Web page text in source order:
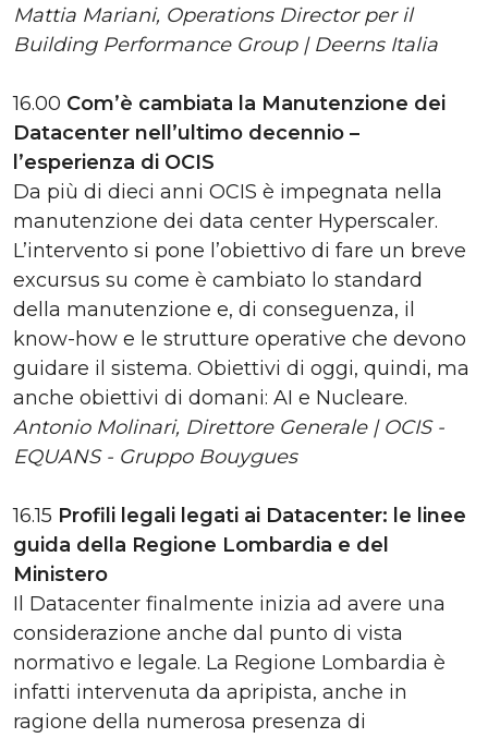
Mattia Mariani, Operations Director per il
Building Performance Group | Deerns Italia
16.00 Com’è cambiata la Manutenzione dei
Datacenter nell’ultimo decennio –
l’esperienza di OCIS
Da più di dieci anni OCIS è impegnata nella
manutenzione dei data center Hyperscaler.
L’intervento si pone l’obiettivo di fare un breve
excursus su come è cambiato lo standard
della manutenzione e, di conseguenza, il
know-how e le strutture operative che devono
guidare il sistema. Obiettivi di oggi, quindi, ma
anche obiettivi di domani: AI e Nucleare.
Antonio Molinari, Direttore Generale | OCIS -
EQUANS - Gruppo Bouygues
16.15 Profili legali legati ai Datacenter: le linee
guida della Regione Lombardia e del
Ministero
Il Datacenter finalmente inizia ad avere una
considerazione anche dal punto di vista
normativo e legale. La Regione Lombardia è
infatti intervenuta da apripista, anche in
ragione della numerosa presenza di